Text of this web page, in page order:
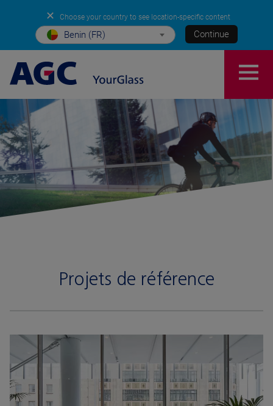
✕ Choose your country to see location-specific content
Benin (FR) Continue
Projets de référence